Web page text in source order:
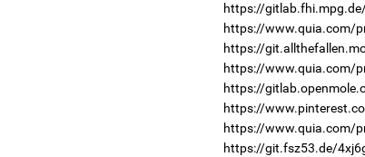
https://
https://www.quia.com/
https://
https://www.quia.com/
https://
https://
https://www.quia.com/
https://git.fsz53.de/